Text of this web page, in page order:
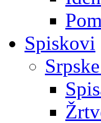
Spiskovi